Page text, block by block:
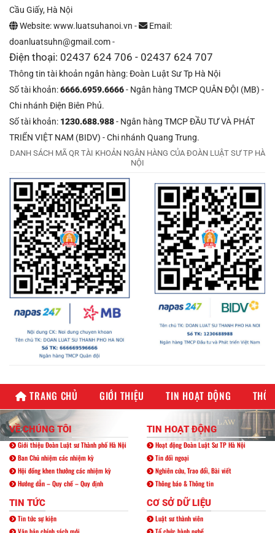
Cầu Giấy, Hà Nội
Website: www.luatsuhanoi.vn -
Email:
doanluatsuhn@gmail.com -
Điện thoại: 02437 624 706 - 02437 624 707
Thông tin tài khoản ngân hàng: Đoàn Luật Sư Tp Hà Nội
Số tài khoản:6666.6959.6666- Ngân hàng TMCP QUÂN ĐỘI (MB) -
Chi nhánh Điện Biên Phủ.
Số tài khoản: 1230.688.988- Ngân hàng TMCP ĐẦU TƯ VÀ PHÁT
TRIỂN VIỆT NAM (BIDV) - Chi nhánh Quang Trung.
DANH SÁCH MÃ QR TÀI KHOẢN NGÂN HÀNG CỦA ĐOÀN LUẬT SƯ TP HÀ
NỘI
TRANG CHỦ GIỚI THIỆU TIN HOẠT ĐỘNG
VỀ CHÚNG TÔI
Giới thiệu Đoàn Luật sư Thành phố Hà Nội
Ban Chủ nhiệm các nhiệm kỳ
Hội đồng khen thưởng các nhiệm kỳ
Hướng dẫn – Quy chế – Quy định
TIN HOẠT ĐỘNG
Hoạt động Đoàn Luật Sư TP Hà Nội
Tin đối ngoại
Nghiên cứu, Trao đổi, Bài viết
Thông báo & Thông tin
TIN TỨC
Tin tức sự kiện
Văn bản chính sách mới
CƠ SỞ DỮ LIỆU
Luật sư thành viên
Tổ chức hành nghề